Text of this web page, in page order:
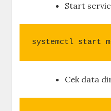
Start
systemctl start
Cek data